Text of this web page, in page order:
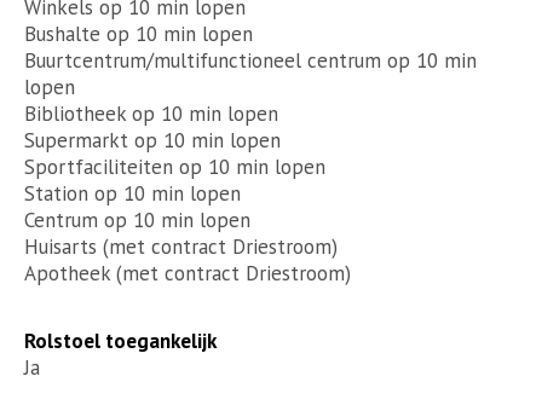
Winkels op 10 min lopen
Bushalte op 10 min lopen
Buurtcentrum/multifunctioneel centrum op 10 min
lopen
Bibliotheek op 10 min lopen
Supermarkt op 10 min lopen
Sportfaciliteiten op 10 min lopen
Station op 10 min lopen
Centrum op 10 min lopen
Huisarts (met contract Driestroom)
Apotheek (met contract Driestroom)
Rolstoel toegankelijk
Ja